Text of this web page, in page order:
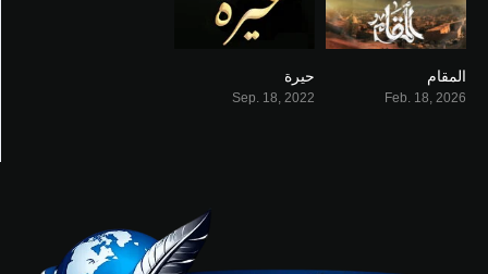
المقام
Feb. 18, 2026
حيرة
Sep. 18, 2022